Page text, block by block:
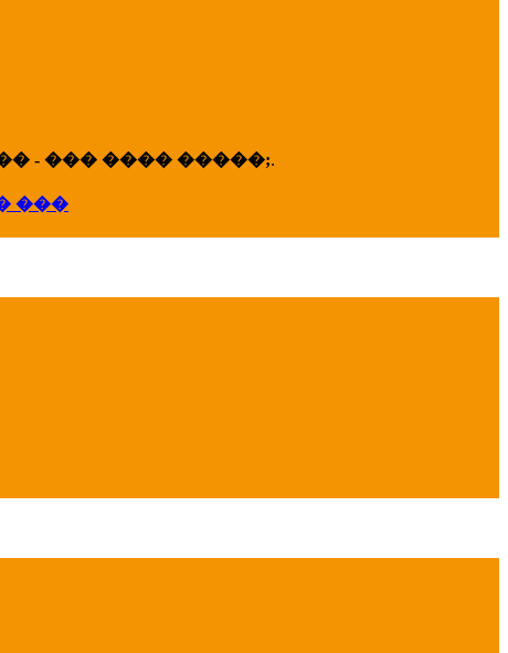
- ��� ���� �����;.
���